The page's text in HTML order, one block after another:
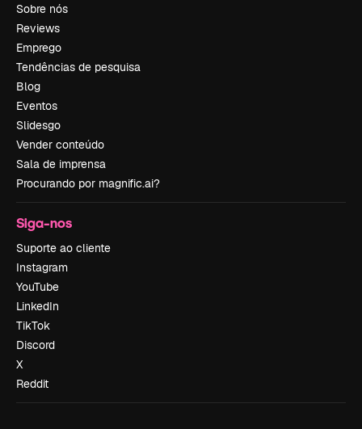
Sobre nós
Reviews
Emprego
Tendências de pesquisa
Blog
Eventos
Slidesgo
Vender conteúdo
Sala de imprensa
Procurando por magnific.ai?
Siga-nos
Suporte ao cliente
Instagram
YouTube
LinkedIn
TikTok
Discord
X
Reddit